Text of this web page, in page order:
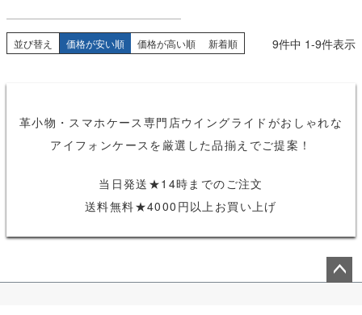
並び替え 価格が安い順 価格が高い順 新着順 9件中 1-9件表示
革小物・スマホケース専門店ウイングライドがおしゃれな
アイフォンケースを厳選した品揃えでご提案！
当日発送★14時までのご注文
送料無料★4000円以上お買い上げ